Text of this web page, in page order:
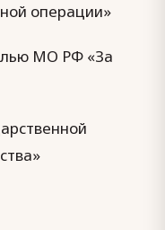
операции»
МО РФ «За